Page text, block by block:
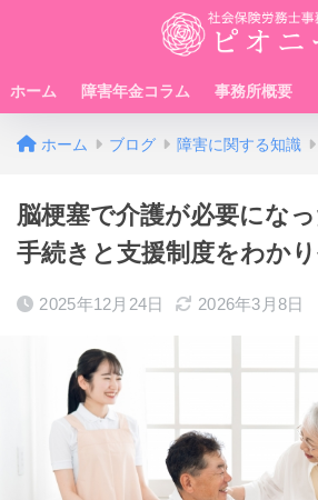
ホーム 障害年金コラム 事務所概要
ホーム ブログ 障害に関する知識
脳梗塞で介護が必要にな
手続きと支援制度をわか
2025年12月24日 2026年3月8日